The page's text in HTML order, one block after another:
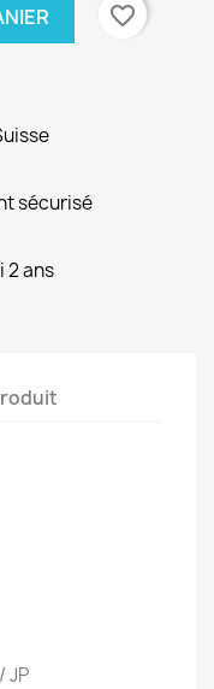
favorite_border
sécurisé
2 ans
JP